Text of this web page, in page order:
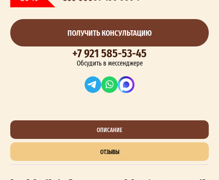
ПОЛУЧИТЬ КОНСУЛЬТАЦИЮ
+7 921 585-53-45
Обсудить в мессенджере
ОПИСАНИЕ
ОТЗЫВЫ